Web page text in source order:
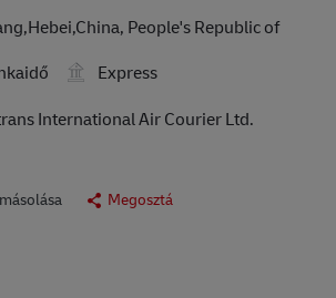
People's Republic of
Express
International Air Courier Ltd.
Megosztá